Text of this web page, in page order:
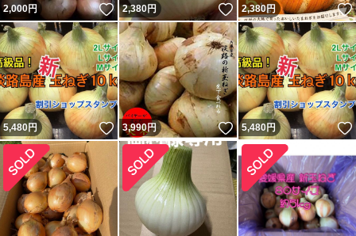
2,000円 いいね！
2,380円 いいね！
2,380円
5,480円 いいね！
3,990円 いいね！
5,480円